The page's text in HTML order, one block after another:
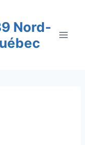
Nord-